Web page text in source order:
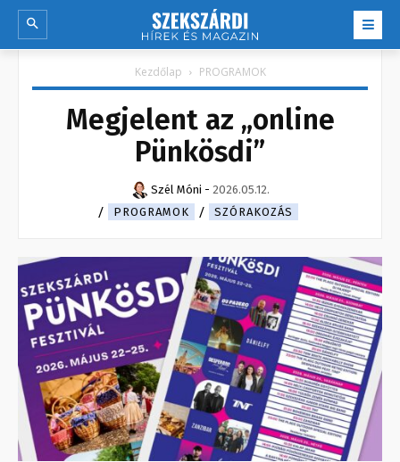
Kezdőlap PROGRAMOK
Megjelent az „online
Pünkösdi”
Szél Móni - 2026.05.12.
PROGRAMOK
SZÓRAKOZÁS